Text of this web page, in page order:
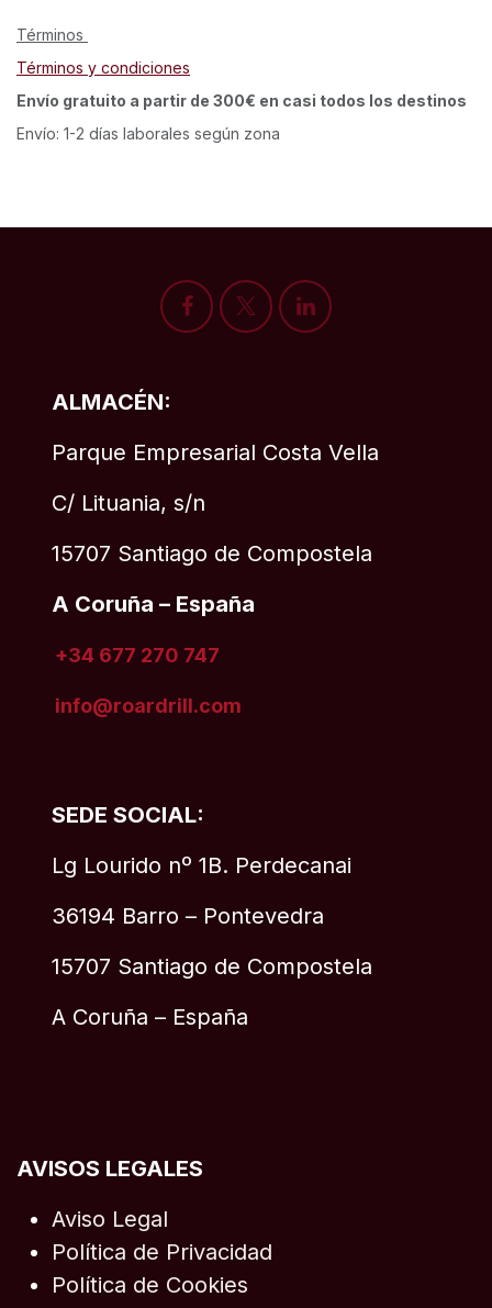
Términos
Términos y condiciones
Envío gratuito a partir de 300€ en casi todos los destinos
Envío: 1-2 días laborales según zona
SEDE SOCIAL:
Lg Lourido nº 1B. Perdecanai
36194 Barro – Pontevedra
15707 Santiago de Compostela
A Coruña – España
ALMACÉN:
Parque Empresarial Costa Vella
C/ Lituania, s/n
15707 Santiago de Compostela
A Coruña – España
+34 677 270 747
info@roardrill.com
AVISOS LEGALES
Aviso Legal
Política de Privacidad
Política de Cookies